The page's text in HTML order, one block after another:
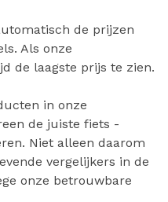
de prijzen
Als onze
de laagste prijs te zien.
in onze
de juiste fiets -
Niet alleen daarom
vergelijkers in de
onze betrouwbare